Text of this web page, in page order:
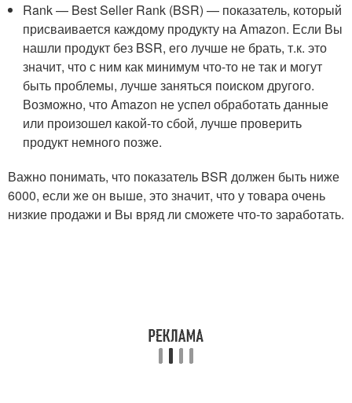
Rank — Best Seller Rank (BSR) — показатель, который
присваивается каждому продукту на Amazon. Если Вы
нашли продукт без BSR, его лучше не брать, т.к. это
значит, что с ним как минимум что-то не так и могут
быть проблемы, лучше заняться поиском другого.
Возможно, что Amazon не успел обработать данные
или произошел какой-то сбой, лучше проверить
продукт немного позже.
Важно понимать, что показатель BSR должен быть ниже
6000, если же он выше, это значит, что у товара очень
низкие продажи и Вы вряд ли сможете что-то заработать.